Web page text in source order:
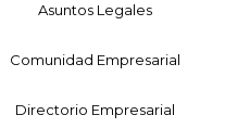
Asuntos Legales
Comunidad Empresarial
Directorio Empresarial